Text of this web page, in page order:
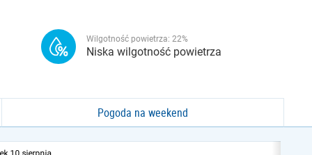
Wilgotność powietrza: 22%
Niska wilgotność powietrza
Pogoda na weekend